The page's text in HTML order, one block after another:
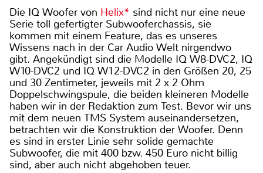
Die IQ Woofer von Helix* sind nicht nur eine neue
Serie toll gefertigter Subwooferchassis, sie
kommen mit einem Feature, das es unseres
Wissens nach in der Car Audio Welt nirgendwo
gibt. Angekündigt sind die Modelle IQ W8-DVC2, IQ
W10-DVC2 und IQ W12-DVC2 in den Größen 20, 25
und 30 Zentimeter, jeweils mit 2 x 2 Ohm
Doppelschwingspule, die beiden kleineren Modelle
haben wir in der Redaktion zum Test. Bevor wir uns
mit dem neuen TMS System auseinandersetzen,
betrachten wir die Konstruktion der Woofer. Denn
es sind in erster Linie sehr solide gemachte
Subwoofer, die mit 400 bzw. 450 Euro nicht billig
sind, aber auch nicht abgehoben teuer.